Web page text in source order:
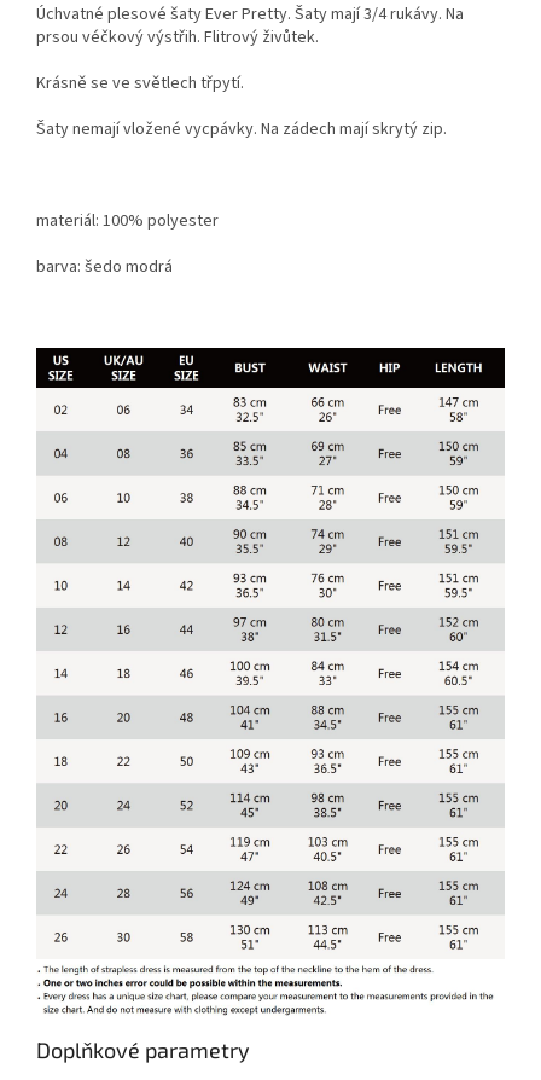
Úchvatné plesové šaty Ever Pretty. Šaty mají 3/4 rukávy. Na
prsou véčkový výstřih. Flitrový živůtek.
Krásně se ve světlech třpytí.
Šaty nemají vložené vycpávky. Na zádech mají skrytý zip.
materiál: 100% polyester
barva: šedo modrá
Doplňkové parametry